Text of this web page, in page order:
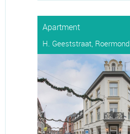
Apartment
H. Geeststraat, Roermond